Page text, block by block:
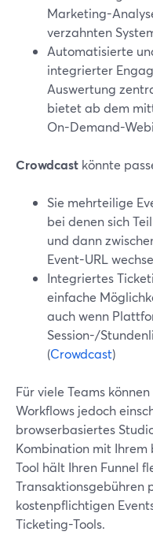
Marketing-
verzahnten
Automatisierte
integrierter
Auswertung
bietet ab dem
On-Demand-
Crowdcast könnte
Sie mehrteilige
bei denen sich
und dann
Event-URL
Integriertes
einfache
auch wenn
Session-/
(Crowdcast)
Für viele Teams
Workflows jedoch
browserbasiertes
Kombination mit Ihrem
Tool hält Ihren Funnel
Transaktionsgebühren
kostenpflichtigen
Ticketing-Tools.